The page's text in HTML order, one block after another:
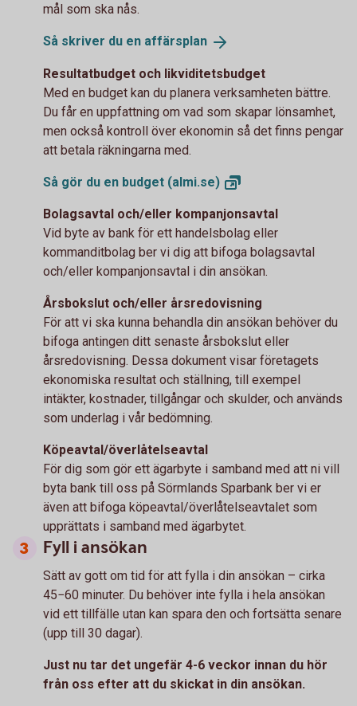
mål som ska nås.
Så skriver du en affärsplan
Resultatbudget och likviditetsbudget
Med en budget kan du planera verksamheten bättre.
Du får en uppfattning om vad som skapar lönsamhet,
men också kontroll över ekonomin så det finns pengar
att betala räkningarna med.
Så gör du en budget (almi.se)
Bolagsavtal och/eller kompanjonsavtal
Vid byte av bank för ett handelsbolag eller
kommanditbolag ber vi dig att bifoga bolagsavtal
och/eller kompanjonsavtal i din ansökan.
Årsbokslut och/eller årsredovisning
För att vi ska kunna behandla din ansökan behöver du
bifoga antingen ditt senaste årsbokslut eller
årsredovisning. Dessa dokument visar företagets
ekonomiska resultat och ställning, till exempel
intäkter, kostnader, tillgångar och skulder, och används
som underlag i vår bedömning.
Köpeavtal/överlåtelseavtal
För dig som gör ett ägarbyte i samband med att ni vill
byta bank till oss på Sörmlands Sparbank ber vi er
även att bifoga köpeavtal/överlåtelseavtalet som
upprättats i samband med ägarbytet.
Fyll i ansökan
Sätt av gott om tid för att fylla i din ansökan – cirka
45−60 minuter. Du behöver inte fylla i hela ansökan
vid ett tillfälle utan kan spara den och fortsätta senare
(upp till 30 dagar).
Just nu tar det ungefär 4-6 veckor innan du hör
från oss efter att du skickat in din ansökan.